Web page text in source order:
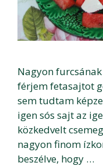
Nagyon
férjem fetasajtot
sem tudtam
igen sós sajt az
közkedvelt
nagyon finom
beszélve, hogy …